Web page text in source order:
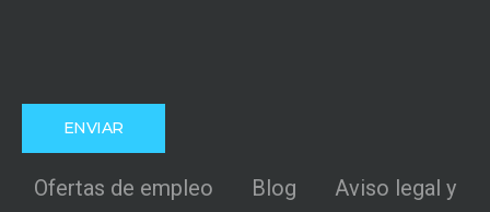
Ofertas de empleo Blog
Aviso legal y